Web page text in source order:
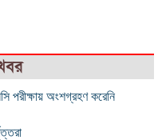
পরীক্ষায় অংশগ্রহণ করেনি